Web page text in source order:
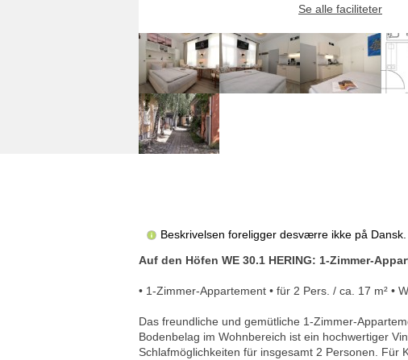
Se alle faciliteter
Beskrivelsen foreligger desværre ikke på
Auf den Höfen WE 30.1 HERING: 1-Zimmer-
• 1-Zimmer-Appartement • für 2 Pers. / ca. 17 m² •
Das freundliche und gemütliche 1-Zimmer-
Bodenbelag im Wohnbereich ist ein hochwertiger
Schlafmöglichkeiten für insgesamt 2 Personen. Für